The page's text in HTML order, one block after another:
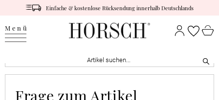
Einfache & kostenlose Rücksendung innerhalb Deutschlands
Menü
Frage zum Artikel